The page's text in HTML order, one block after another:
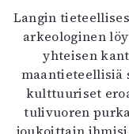
Langin
arkeologinen
yhteisen
maantieteellisiä
kulttuuriset
tulivuoren